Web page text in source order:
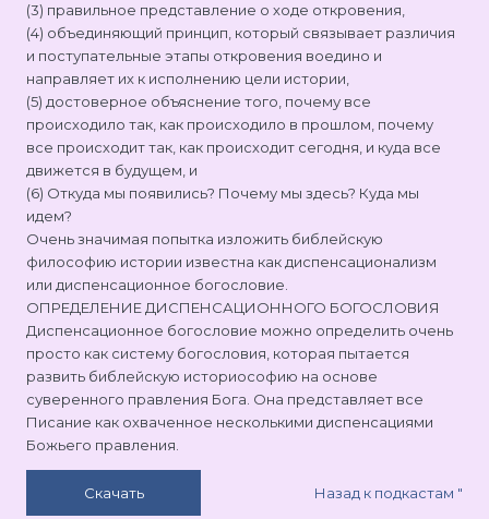
(3) правильное представление о ходе откровения,
(4) объединяющий принцип, который связывает различия
и поступательные этапы откровения воедино и
направляет их к исполнению цели истории,
(5) достоверное объяснение того, почему все
происходило так, как происходило в прошлом, почему
все происходит так, как происходит сегодня, и куда все
движется в будущем, и
(6) Откуда мы появились? Почему мы здесь? Куда мы
идем?
Очень значимая попытка изложить библейскую
философию истории известна как диспенсационализм
или диспенсационное богословие.
ОПРЕДЕЛЕНИЕ ДИСПЕНСАЦИОННОГО БОГОСЛОВИЯ
Диспенсационное богословие можно определить очень
просто как систему богословия, которая пытается
развить библейскую историософию на основе
суверенного правления Бога. Она представляет все
Писание как охваченное несколькими диспенсациями
Божьего правления.
Скачать Назад к подкастам "